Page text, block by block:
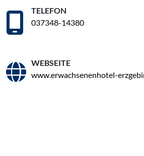
TELEFON
037348-14380
WEBSEITE
www.erwachsenenhotel-